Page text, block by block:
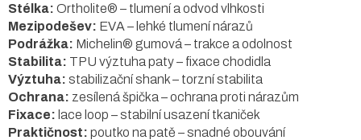
Stélka: Ortholite® – tlumení a odvod vlhkosti
Mezipodešev: EVA – lehké tlumení nárazů
Podrážka: Michelin® gumová – trakce a odolnost
Stabilita: TPU výztuha paty – fixace chodidla
Výztuha: stabilizační shank – torzní stabilita
Ochrana: zesílená špička – ochrana proti nárazům
Fixace: lace loop – stabilní usazení tkaniček
Praktičnost: poutko na patě – snadné obouvání